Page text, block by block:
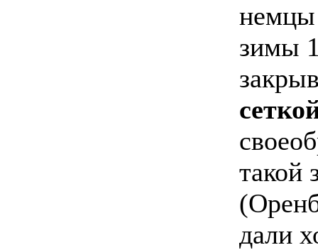
немцы
зимы
такой
дали